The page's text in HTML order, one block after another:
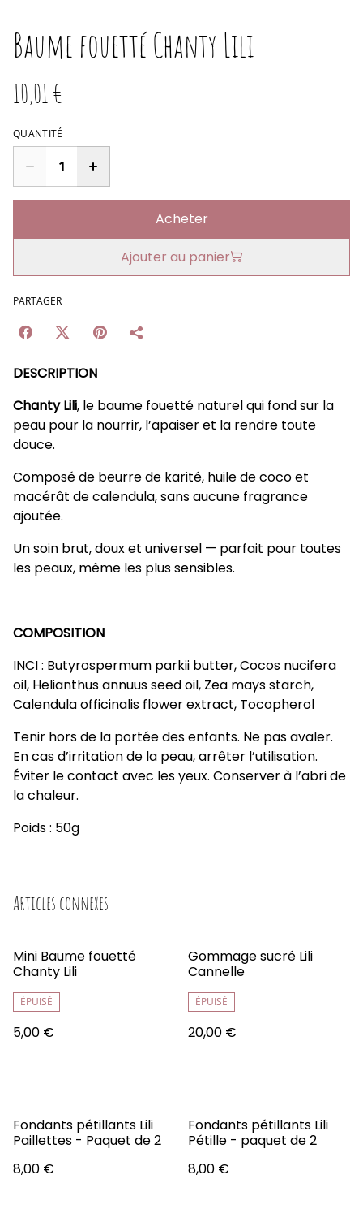
Baume fouetté Chanty Lili
10,01 €
QUANTITÉ
Acheter
Ajouter au panier
PARTAGER
DESCRIPTION
Chanty Lili, le baume fouetté naturel qui fond sur la
peau pour la nourrir, l’apaiser et la rendre toute
douce.
Composé de beurre de karité, huile de coco et
macérât de calendula, sans aucune fragrance
ajoutée.
Un soin brut, doux et universel — parfait pour toutes
les peaux, même les plus sensibles.
COMPOSITION
INCI : Butyrospermum parkii butter, Cocos nucifera
oil, Helianthus annuus seed oil, Zea mays starch,
Calendula officinalis flower extract, Tocopherol
Tenir hors de la portée des enfants. Ne pas avaler.
En cas d’irritation de la peau, arrêter l’utilisation.
Éviter le contact avec les yeux. Conserver à l’abri de
la chaleur.
Poids : 50g
Articles connexes
Mini Baume fouetté
Chanty Lili
ÉPUISÉ
5,00 €
Gommage sucré Lili
Cannelle
ÉPUISÉ
20,00 €
Fondants pétillants Lili
Paillettes - Paquet de 2
8,00 €
Fondants pétillants Lili
Pétille - paquet de 2
8,00 €